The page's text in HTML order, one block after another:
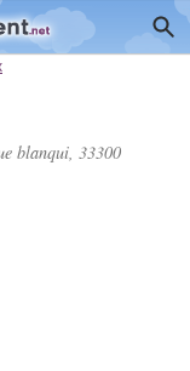
blanqui, 33300